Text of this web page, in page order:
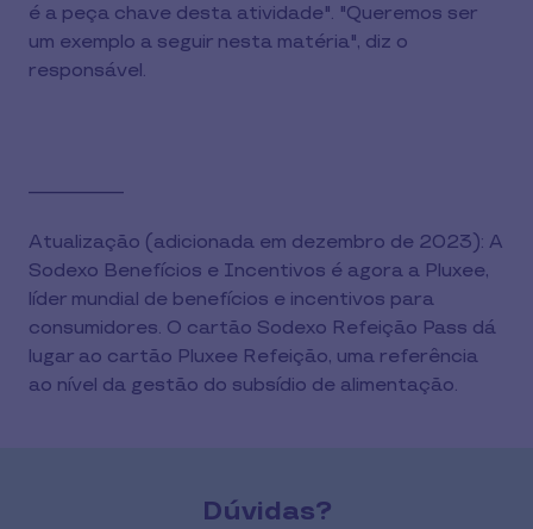
é a peça chave desta atividade". "Queremos ser
um exemplo a seguir nesta matéria", diz o
responsável.
Atualização (adicionada em dezembro de 2023): A
Sodexo Benefícios e Incentivos é agora a Pluxee,
líder mundial de benefícios e incentivos para
consumidores. O cartão Sodexo Refeição Pass dá
lugar ao cartão Pluxee Refeição, uma referência
ao nível da gestão do subsídio de alimentação.
Dúvidas?